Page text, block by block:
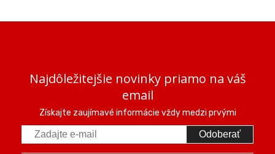
Najdôležitejšie novinky priamo na váš
email
Získajte zaujímavé informácie vždy medzi prvými
Odoberať